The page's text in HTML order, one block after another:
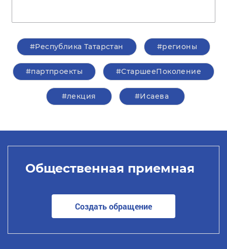
#Республика Татарстан #регионы
#партпроекты #СтаршееПоколение
#лекция #Исаева
Общественная приемная
Создать обращение